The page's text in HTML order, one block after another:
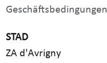
Geschäftsbedingungen
STAD
ZA d'Avrigny